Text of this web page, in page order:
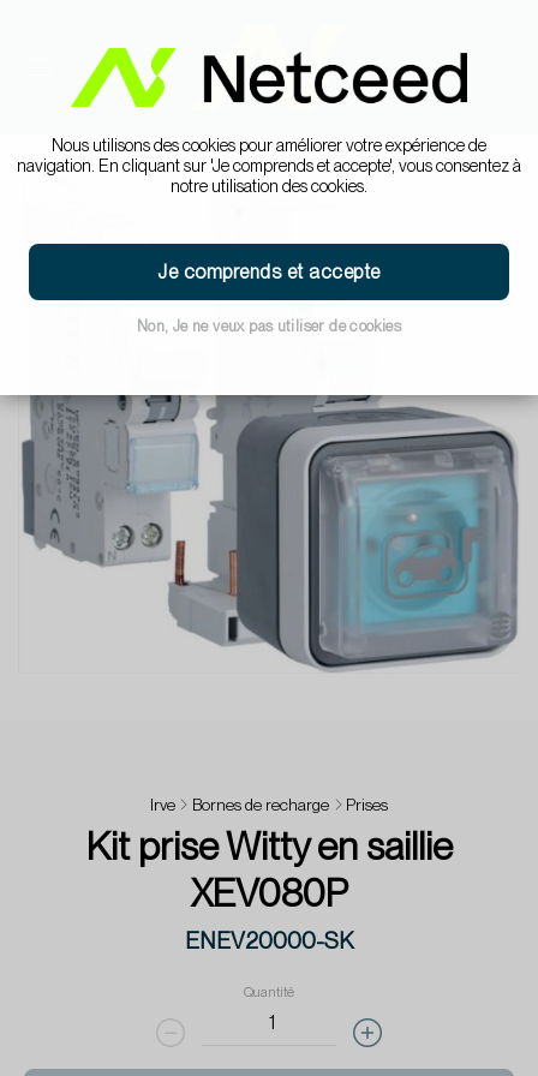
Nous utilisons des cookies pour améliorer votre expérience de
navigation. En cliquant sur 'Je comprends et accepte', vous consentez à
notre utilisation des cookies.
Je comprends et accepte
Non, Je ne veux pas utiliser de cookies
Irve Bornes de recharge Prises
Kit prise Witty en saillie
XEV080P
ENEV20000-SK
Quantité